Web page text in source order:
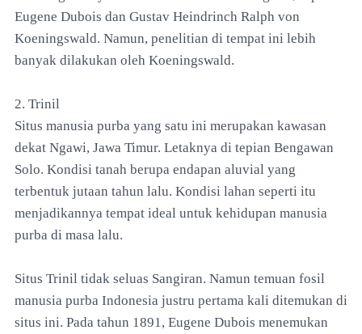
Eugene Dubois dan Gustav Heindrinch Ralph von
Koeningswald. Namun, penelitian di tempat ini lebih
banyak dilakukan oleh Koeningswald.
2. Trinil
Situs manusia purba yang satu ini merupakan kawasan
dekat Ngawi, Jawa Timur. Letaknya di tepian Bengawan
Solo. Kondisi tanah berupa endapan aluvial yang
terbentuk jutaan tahun lalu. Kondisi lahan seperti itu
menjadikannya tempat ideal untuk kehidupan manusia
purba di masa lalu.
Situs Trinil tidak seluas Sangiran. Namun temuan fosil
manusia purba Indonesia justru pertama kali ditemukan di
situs ini. Pada tahun 1891, Eugene Dubois menemukan